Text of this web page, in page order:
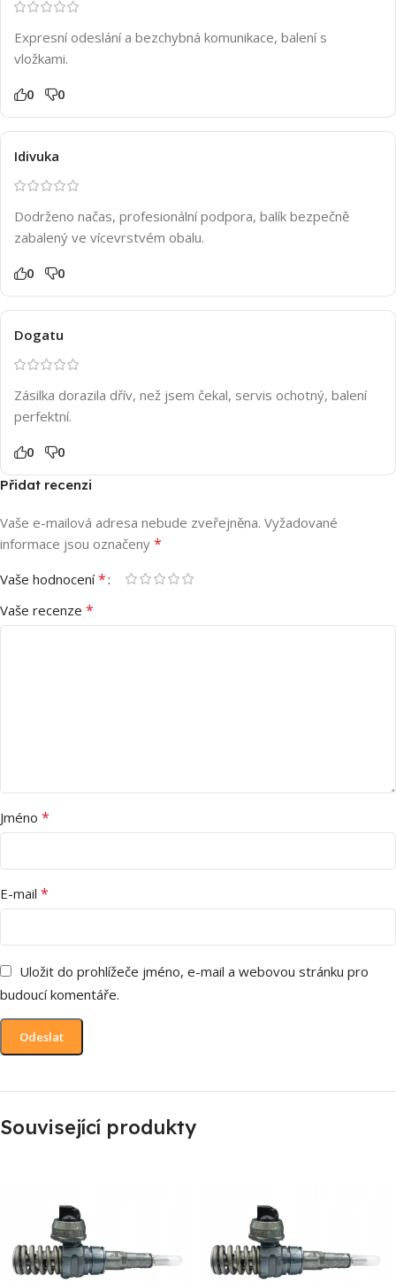
Expresní odeslání a bezchybná komunikace, balení s
vložkami.
0 0
Idivuka
Dodrženo načas, profesionální podpora, balík bezpečně
zabalený ve vícevrstvém obalu.
0 0
Dogatu
Zásilka dorazila dřív, než jsem čekal, servis ochotný, balení
perfektní.
0 0
Přidat recenzi
Vaše e-mailová adresa nebude zveřejněna. Vyžadované
informace jsou označeny *
Vaše hodnocení*
Vaše recenze *
Jméno *
E-mail *
Uložit do prohlížeče jméno, e-mail a webovou stránku pro
budoucí komentáře.
Související produkty